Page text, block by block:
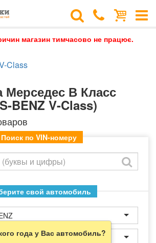
магазин тимчасово не працює.
Class
Мерседес В Класс
BENZ V-Class)
Поиск по VIN-номеру
свой автомобиль
года у Вас автомобиль?